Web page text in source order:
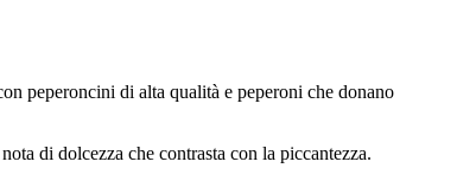
peperoncini di alta qualità e peperoni che donano
di dolcezza che contrasta con la piccantezza.